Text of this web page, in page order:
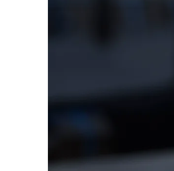
«Envía otro mensaje claro:
diplomático, quien añadió
cárteles y llevar ante la